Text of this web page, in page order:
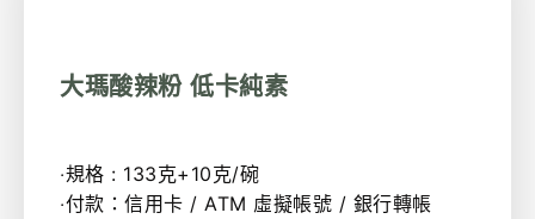
大瑪酸辣粉 低卡純素
‧規格 : 133克+10克/碗
‧付款：信用卡 / ATM 虛擬帳號 / 銀行轉帳